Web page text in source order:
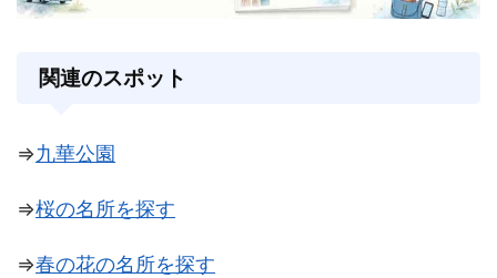
関連のスポット
⇒九華公園
⇒桜の名所を探す
⇒春の花の名所を探す